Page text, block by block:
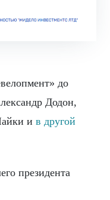
до
Додон,
и в другой
президента